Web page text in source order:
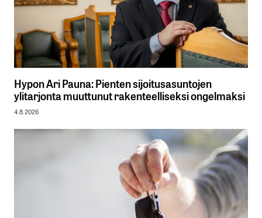
Hypon Ari Pauna: Pienten sijoitusasuntojen
ylitarjonta muuttunut rakenteelliseksi ongelmaksi
4.8.2026